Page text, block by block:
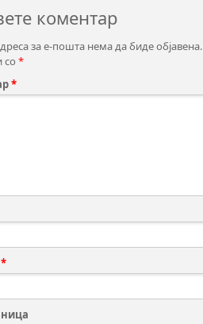
коментар
за е-пошта нема да биде објавена.
со *
*
*